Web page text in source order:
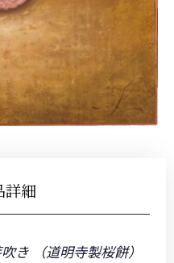
詳細
き （道明寺製桜餅）